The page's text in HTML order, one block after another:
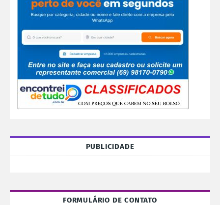
PUBLICIDADE
FORMULÁRIO DE CONTATO